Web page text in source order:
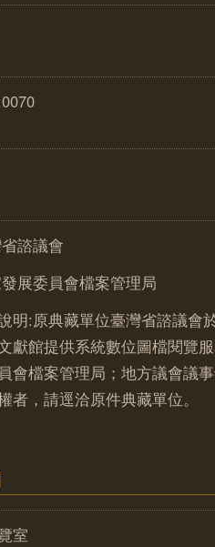
諮議會
展委員會檔案管理局
明:原典藏單位臺灣省諮議會
獻館提供系統數位圖檔閱覽
會檔案管理局；地方議會議
者，請逕洽原件典藏單位。
室